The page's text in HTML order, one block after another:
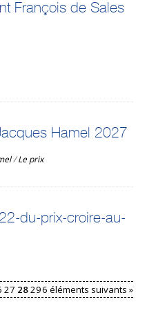
François de Sales
Hamel 2027
/Le prix
du-prix-croire-au-
6 éléments suivants »
27 2829